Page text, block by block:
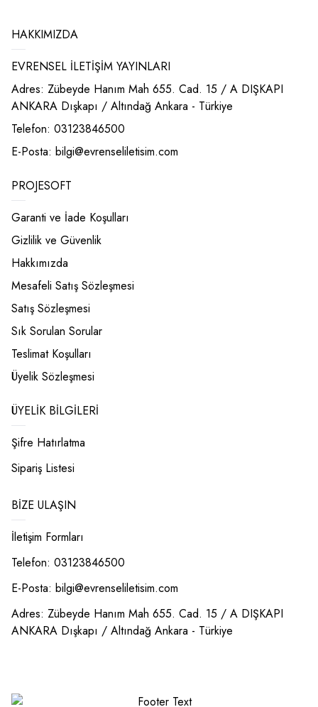
HAKKIMIZDA
EVRENSEL İLETİŞİM YAYINLARI
Adres: Zübeyde Hanım Mah 655. Cad. 15 / A DIŞKAPI
ANKARA Dışkapı / Altındağ Ankara - Türkiye
Telefon: 03123846500
E-Posta: bilgi@evrenseliletisim.com
PROJESOFT
Garanti ve İade Koşulları
Gizlilik ve Güvenlik
Hakkımızda
Mesafeli Satış Sözleşmesi
Satış Sözleşmesi
Sık Sorulan Sorular
Teslimat Koşulları
Üyelik Sözleşmesi
ÜYELIK BILGILERI
Şifre Hatırlatma
Sipariş Listesi
BIZE ULAŞIN
İletişim Formları
Telefon: 03123846500
E-Posta: bilgi@evrenseliletisim.com
Adres: Zübeyde Hanım Mah 655. Cad. 15 / A DIŞKAPI
ANKARA Dışkapı / Altındağ Ankara - Türkiye